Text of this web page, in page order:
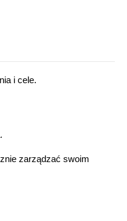
i cele.
zarządzać swoim